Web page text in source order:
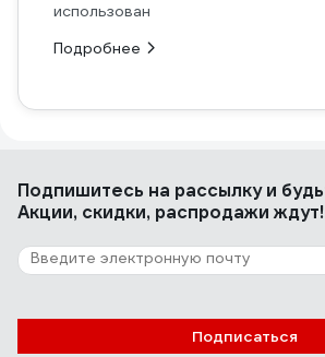
использован
Подробнее
Подпишитесь на рассылкуи
Акции, скидки, распродажи ждут!
Подписаться